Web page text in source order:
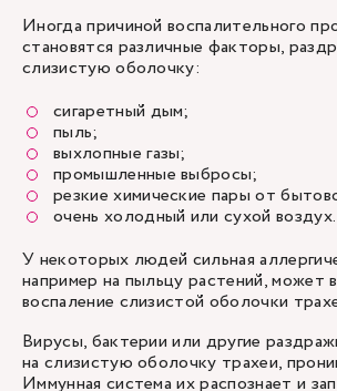
Иногда причиной воспалительного
становятся различные факторы,
слизистую оболочку:
сигаретный дым;
пыль;
выхлопные газы;
промышленные выбросы;
резкие химические пары от
очень холодный или сухой воздух.
У некоторых людей сильная
например на пыльцу растений, может
воспаление слизистой оболочки
Вирусы, бактерии или другие
на слизистую оболочку трахеи,
Иммунная система их распознает и